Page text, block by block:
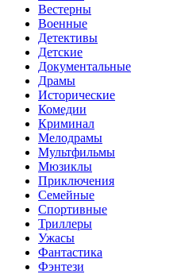
Вестерны
Военные
Детективы
Детские
Документальные
Драмы
Исторические
Комедии
Криминал
Мелодрамы
Мультфильмы
Мюзиклы
Приключения
Семейные
Спортивные
Триллеры
Ужасы
Фантастика
Фэнтези